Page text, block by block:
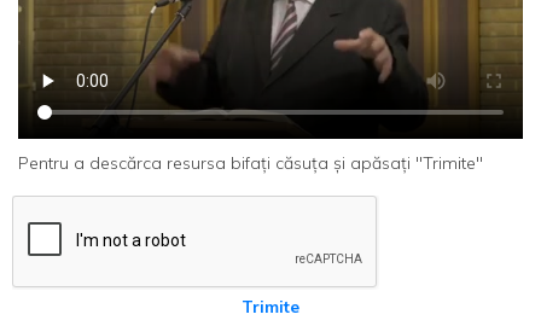
Pentru a descărca resursa bifați căsuța și apăsați "Trimite"
Trimite